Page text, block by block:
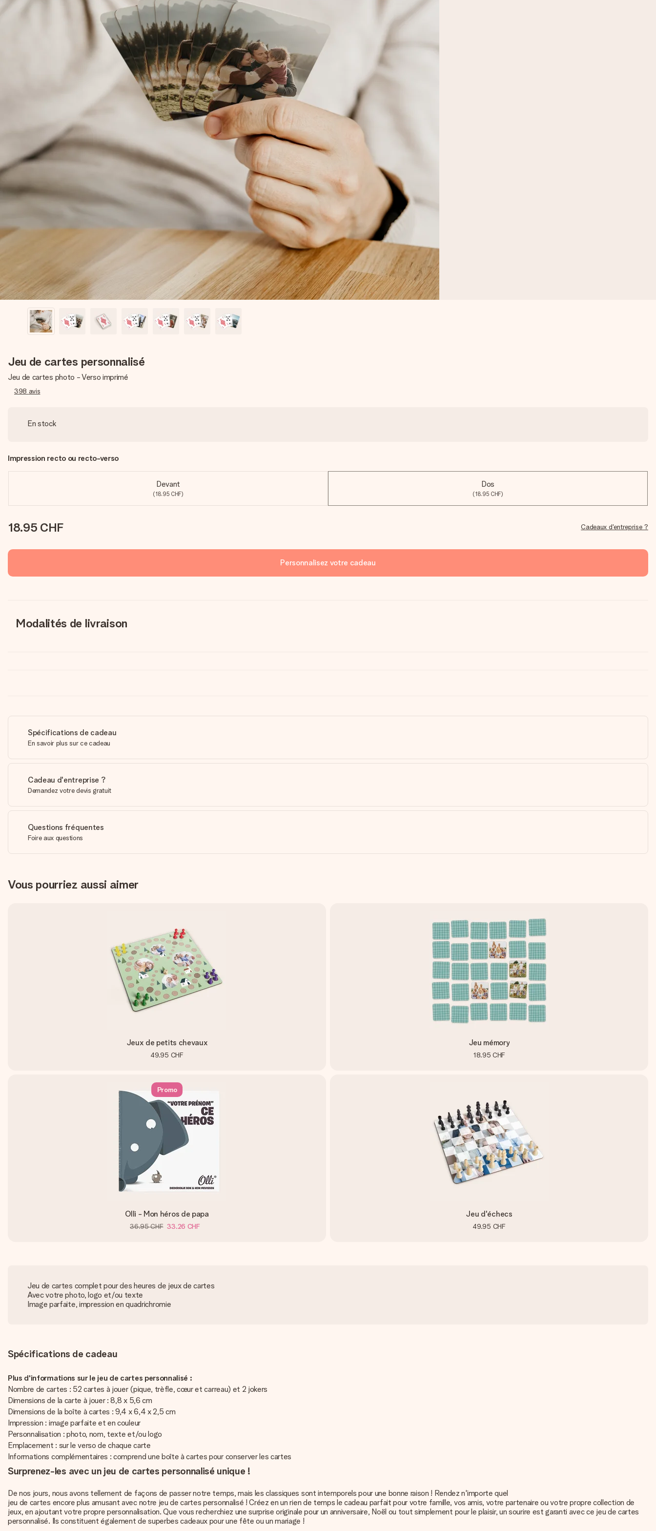
Jeu de cartes personnalisé
Jeu de cartes photo - Verso imprimé
398 avis
En stock
Impression recto ou recto-verso
Devant
(18.95 CHF)
Dos
(18.95 CHF)
18.95 CHF Cadeaux d'entreprise ?
Personnalisez votre cadeau
Modalités de livraison
Spécifications de cadeau
En savoir plus sur ce cadeau
Cadeau d'entreprise ?
Demandez votre devis gratuit
Questions fréquentes
Foire aux questions
Vous pourriez aussi aimer
Jeux de petits chevaux
49.95 CHF
Jeu mémory
18.95 CHF
Promo
Olli - Mon héros de papa
36.95 CHF 33.26 CHF
Jeu d'échecs
49.95 CHF
Jeu de cartes complet pour des heures de jeux de cartes
Avec votre photo, logo et/ou texte
Image parfaite, impression en quadrichromie
Spécifications de cadeau
Plus d'informations sur le jeu de cartes personnalisé :
Nombre de cartes : 52 cartes à jouer (pique, trèfle, cœur et carreau) et 2 jokers
Dimensions de la carte à jouer : 8,8 x 5,6 cm
Dimensions de la boîte à cartes : 9,4 x 6,4 x 2,5 cm
Impression : image parfaite et en couleur
Personnalisation : photo, nom, texte et/ou logo
Emplacement : sur le verso de chaque carte
Informations complémentaires : comprend une boîte à cartes pour conserver les cartes
Surprenez-les avec un jeu de cartes personnalisé unique !
De nos jours, nous avons tellement de façons de passer notre temps, mais les classiques sont intemporels pour une bonne raison ! Rendez n'importe quel
jeu de cartes encore plus amusant avec notre jeu de cartes personnalisé ! Créez en un rien de temps le cadeau parfait pour votre famille, vos amis, votre partenaire ou votre propre collection de
jeux, en ajoutant votre propre personnalisation. Que vous recherchiez une surprise originale pour un anniversaire, Noël ou tout simplement pour le plaisir, un sourire est garanti avec ce jeu de cartes
personnalisé. Ils constituent également de superbes cadeaux pour une fête ou un mariage !